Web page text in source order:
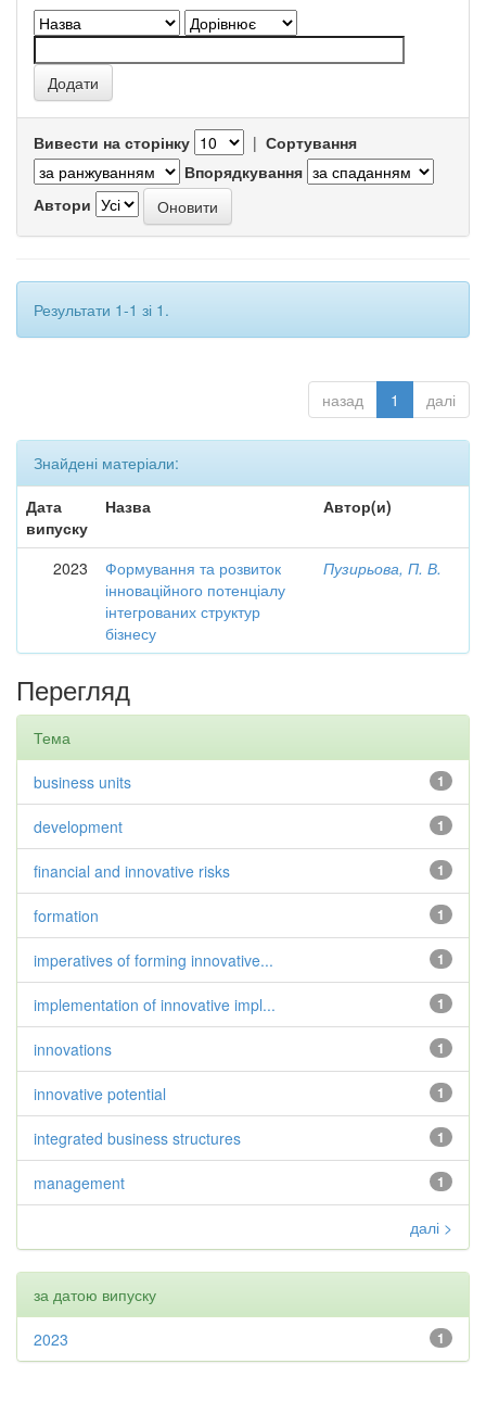
Вивести на сторінку | Сортування
Впорядкування
Автори
Результати 1-1 зі 1.
назад 1 далі
Знайдені матеріали:
Дата
випуску
Назва Автор(и)
2023
Формування та розвиток
інноваційного потенціалу
інтегрованих структур
бізнесу
Пузирьова, П. В.
Перегляд
Тема
1
business units
1
development
1
financial and innovative risks
1
formation
1
imperatives of forming innovative...
1
implementation of innovative impl...
1
innovations
1
innovative potential
1
integrated business structures
1
management
далі >
за датою випуску
1
2023